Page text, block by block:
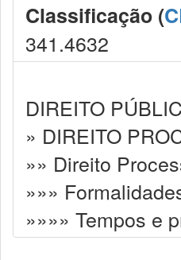
Classificação (
341.4632
DIREITO
» DIREITO
»» Direito
»»»
»»»» Tempos e